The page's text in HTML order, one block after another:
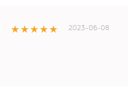
2023-06-08